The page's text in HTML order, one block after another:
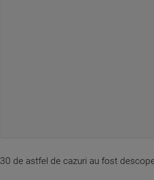
30 de astfel de cazuri au fost